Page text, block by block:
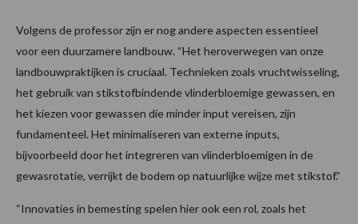
Volgens de professor zijn er nog andere aspecten essentieel
voor een duurzamere landbouw. “Het heroverwegen van onze
landbouwpraktijken is cruciaal. Technieken zoals vruchtwisseling,
het gebruik van stikstofbindende vlinderbloemige gewassen, en
het kiezen voor gewassen die minder input vereisen, zijn
fundamenteel. Het minimaliseren van externe inputs,
bijvoorbeeld door het integreren van vlinderbloemigen in de
gewasrotatie, verrijkt de bodem op natuurlijke wijze met stikstof.”
“Innovaties in bemesting spelen hier ook een rol, zoals het